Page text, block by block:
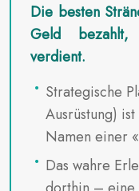
Die besten
Geld bezahlt,
verdient.
Strategische
Ausrüstung)
Namen einer
Das wahre